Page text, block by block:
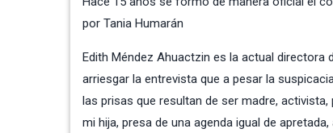
por Tania Humarán
Edith Méndez Ahuactzin es la actual directora
arriesgar la entrevista que a pesar la
las prisas que resultan de ser madre,
mi hija, presa de una agenda igual de